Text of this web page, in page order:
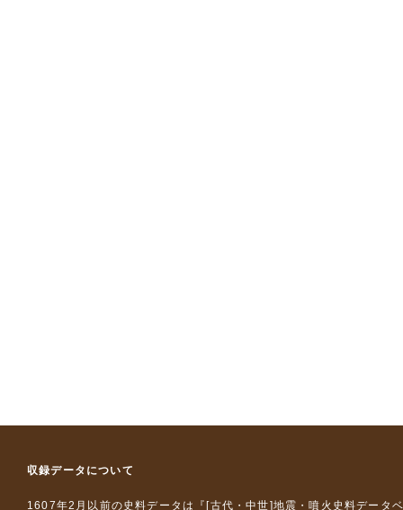
収録データについて
1607年2月以前の史料データは『 [古代・中世]地震・噴火史料データ